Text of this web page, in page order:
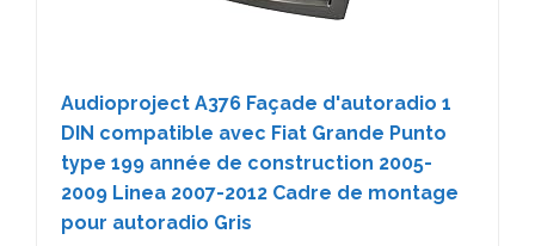
Audioproject A376 Façade d'autoradio 1
DIN compatible avec Fiat Grande Punto
type 199 année de construction 2005-
2009 Linea 2007-2012 Cadre de montage
pour autoradio Gris